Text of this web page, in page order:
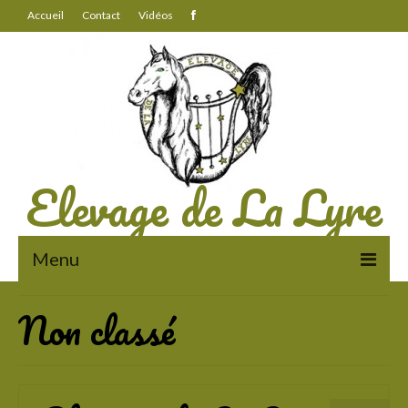
Accueil Contact Vidéos
Elevage de La Lyre
Menu
Des chevaux au travail
Non classé